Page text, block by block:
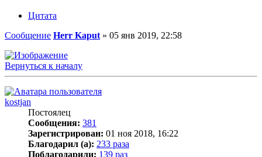
Цитата
Сообщение Herr Kaput » 05 янв 2019, 22:58
Вернуться к началу
kostjan
Постоялец
Сообщения: 381
Зарегистрирован: 01 ноя 2018, 16:22
Благодарил (а): 233 раза
Поблагодарили: 139 раз